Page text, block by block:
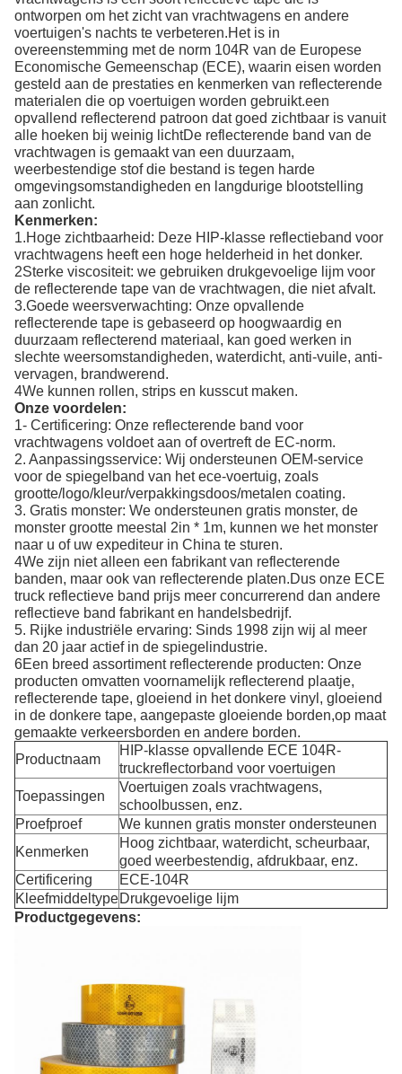
ontworpen om het zicht van vrachtwagens en andere
voertuigen's nachts te verbeteren.Het is in
overeenstemming met de norm 104R van de Europese
Economische Gemeenschap (ECE), waarin eisen worden
gesteld aan de prestaties en kenmerken van reflecterende
materialen die op voertuigen worden gebruikt.een
opvallend reflecterend patroon dat goed zichtbaar is vanuit
alle hoeken bij weinig lichtDe reflecterende band van de
vrachtwagen is gemaakt van een duurzaam,
weerbestendige stof die bestand is tegen harde
omgevingsomstandigheden en langdurige blootstelling
aan zonlicht.
Kenmerken:
1.Hoge zichtbaarheid: Deze HIP-klasse reflectieband voor
vrachtwagens heeft een hoge helderheid in het donker.
2Sterke viscositeit: we gebruiken drukgevoelige lijm voor
de reflecterende tape van de vrachtwagen, die niet afvalt.
3.Goede weersverwachting: Onze opvallende
reflecterende tape is gebaseerd op hoogwaardig en
duurzaam reflecterend materiaal, kan goed werken in
slechte weersomstandigheden, waterdicht, anti-vuile, anti-
vervagen, brandwerend.
4We kunnen rollen, strips en kusscut maken.
Onze voordelen:
1- Certificering: Onze reflecterende band voor
vrachtwagens voldoet aan of overtreft de EC-norm.
2. Aanpassingsservice: Wij ondersteunen OEM-service
voor de spiegelband van het ece-voertuig, zoals
grootte/logo/kleur/verpakkingsdoos/metalen coating.
3. Gratis monster: We ondersteunen gratis monster, de
monster grootte meestal 2in * 1m, kunnen we het monster
naar u of uw expediteur in China te sturen.
4We zijn niet alleen een fabrikant van reflecterende
banden, maar ook van reflecterende platen.Dus onze ECE
truck reflectieve band prijs meer concurrerend dan andere
reflectieve band fabrikant en handelsbedrijf.
5. Rijke industriële ervaring: Sinds 1998 zijn wij al meer
dan 20 jaar actief in de spiegelindustrie.
6Een breed assortiment reflecterende producten: Onze
producten omvatten voornamelijk reflecterend plaatje,
reflecterende tape, gloeiend in het donkere vinyl, gloeiend
in de donkere tape, aangepaste gloeiende borden,op maat
gemaakte verkeersborden en andere borden.
Productnaam
HIP-klasse opvallende ECE 104R-
truckreflectorband voor voertuigen
Toepassingen
Voertuigen zoals vrachtwagens,
schoolbussen, enz.
Proefproef
We kunnen gratis monster ondersteunen
Kenmerken
Hoog zichtbaar, waterdicht, scheurbaar,
goed weerbestendig, afdrukbaar, enz.
Certificering
ECE-104R
KleefmiddeltypeDrukgevoelige lijm
Productgegevens: